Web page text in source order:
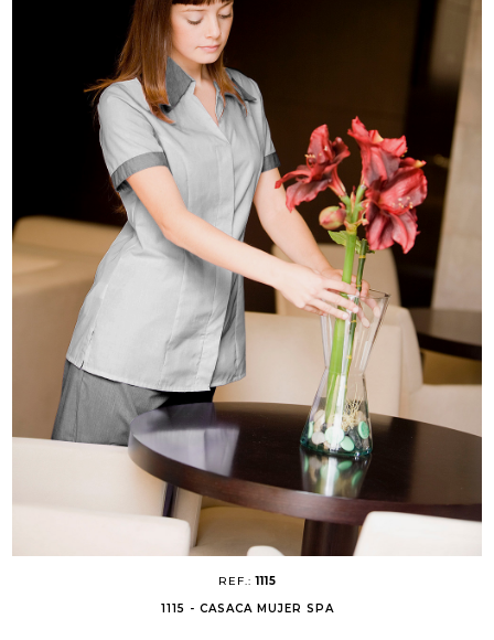
REF.:1115
1115 - CASACA MUJER SPA